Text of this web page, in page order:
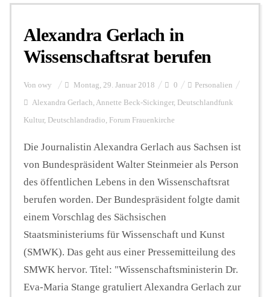
Personalien
Hintergrund
FUNKTURM-Beiträge
Podcast
Seminare
Unterstützen
Alexandra Gerlach in
Wissenschaftsrat berufen
Von owy Montag, 29. Januar 2018 0 Personalien
Alexandra Gerlach, Annette Beck-Sickinger, Deutschlandfunk
Kultur, Deutschlandradio, Forum Frauenkirche
Die Journalistin Alexandra Gerlach aus Sachsen ist
von Bundespräsident Walter Steinmeier als Person
des öffentlichen Lebens in den Wissenschaftsrat
berufen worden. Der Bundespräsident folgte damit
einem Vorschlag des Sächsischen
Staatsministeriums für Wissenschaft und Kunst
(SMWK). Das geht aus einer Pressemitteilung des
SMWK hervor. Titel: "Wissenschaftsministerin Dr.
Eva-Maria Stange gratuliert Alexandra Gerlach zur